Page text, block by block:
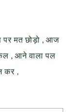
मत छोड़ो , आज
, आने वाला पल
कर ,